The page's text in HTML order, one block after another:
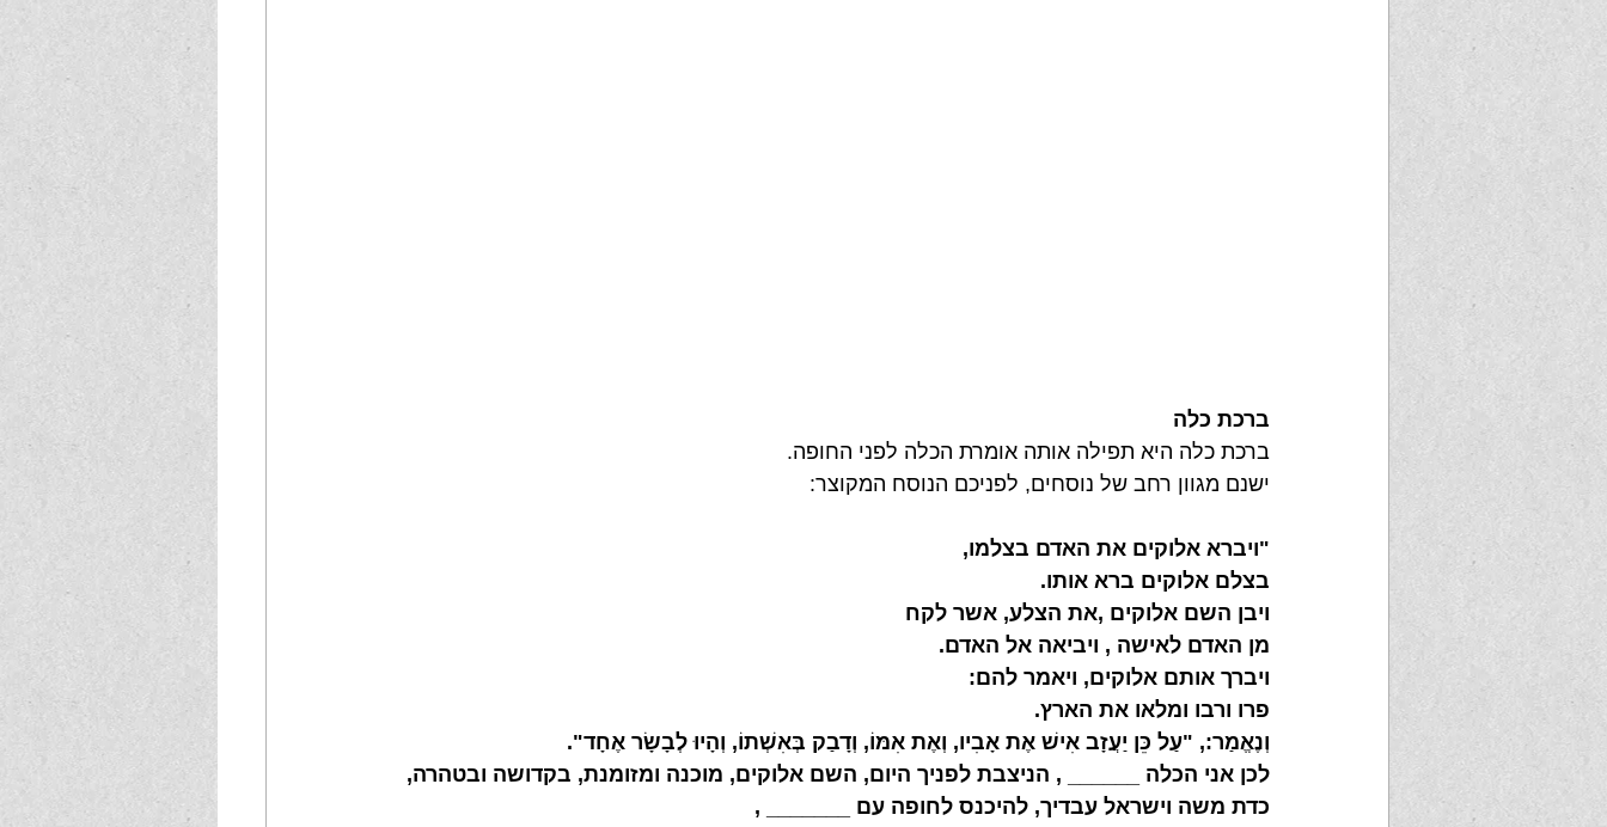
ברכת כלה
ברכת כלה היא תפילה אותה אומרת הכלה לפני החופה.
ישנם מגוון רחב של נוסחים, לפניכם הנוסח המקוצר:
"ויברא אלוקים את האדם בצלמו,
בצלם אלוקים ברא אותו.
ויבן השם אלוקים ,את הצלע, אשר לקח
מן האדם לאישה , ויביאה אל האדם.
ויברך אותם אלוקים, ויאמר להם:
פרו ורבו ומלאו את הארץ.
וְנֶאֱמַר:, "עַל כֵּן יַעֲזָב אִישׁ אֶת אָבִיו, וְאֶת אִמּוֹ, וְדָבַק בְּאִשְׁתוֹ, וְהָיוּ לְבָשָׂר אֶחָד".
לכן אני הכלה ______ , הניצבת לפניך היום, השם אלוקים, מוכנה ומזומנת, בקדושה ובטהרה,
כדת משה וישראל עבדיך, להיכנס לחופה עם _______ ,